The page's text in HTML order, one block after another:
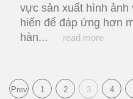
vực sản xuất hình ảnh
hiến để đáp ứng hơn
hàn...
read more
Prev 1 2 3 4